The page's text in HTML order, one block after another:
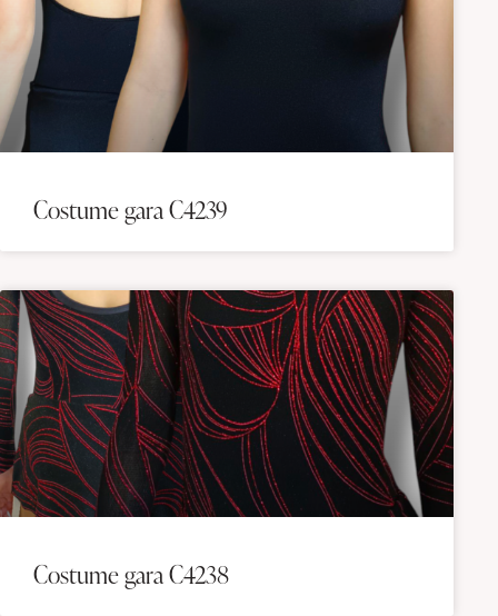
Costume gara C4239
Costume gara C4238